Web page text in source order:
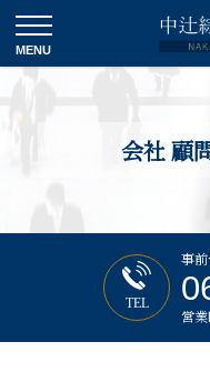
会社 顧
TEL
事
営